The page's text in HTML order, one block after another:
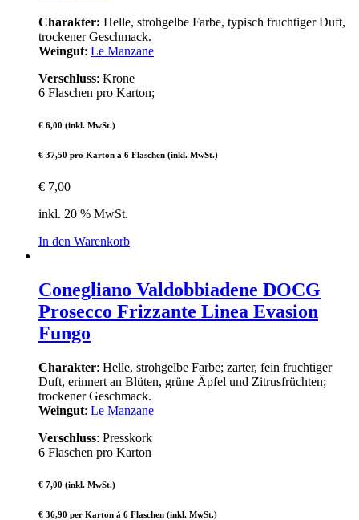
Charakter: Helle, strohgelbe Farbe, typisch fruchtiger Duft,
trockener Geschmack.
Weingut: Le Manzane
Verschluss: Krone
6 Flaschen pro Karton;
€ 6,00 (inkl. MwSt.)
€ 37,50 pro Karton á 6 Flaschen (inkl. MwSt.)
€ 7,00
inkl. 20 % MwSt.
In den Warenkorb
Conegliano Valdobbiadene DOCG
Prosecco Frizzante Linea Evasion
Fungo
Charakter: Helle, strohgelbe Farbe; zarter, fein fruchtiger
Duft, erinnert an Blüten, grüne Äpfel und Zitrusfrüchten;
trockener Geschmack.
Weingut: Le Manzane
Verschluss: Presskork
6 Flaschen pro Karton
€ 7,00 (inkl. MwSt.)
€ 36,90 per Karton á 6 Flaschen (inkl. MwSt.)